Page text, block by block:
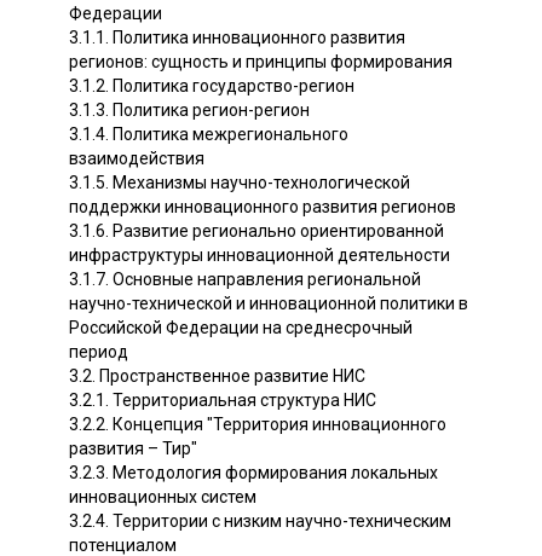
Федерации
3.1.1. Политика инновационного развития
регионов: сущность и принципы формирования
3.1.2. Политика государство-регион
3.1.3. Политика регион-регион
3.1.4. Политика межрегионального
взаимодействия
3.1.5. Механизмы научно-технологической
поддержки инновационного развития регионов
3.1.6. Развитие регионально ориентированной
инфраструктуры инновационной деятельности
3.1.7. Основные направления региональной
научно-технической и инновационной политики в
Российской Федерации на среднесрочный
период
3.2. Пространственное развитие НИС
3.2.1. Территориальная структура НИС
3.2.2. Концепция "Территория инновационного
развития – Тир"
3.2.3. Методология формирования локальных
инновационных систем
3.2.4. Территории с низким научно-техническим
потенциалом